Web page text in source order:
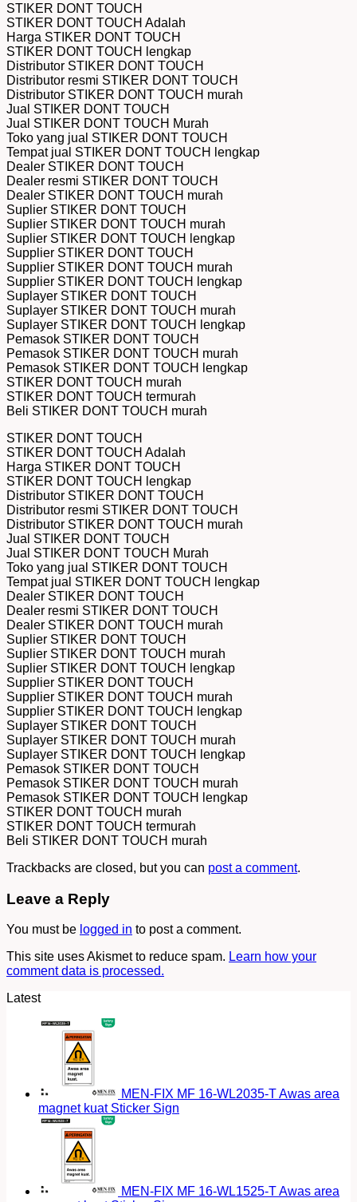
STIKER DONT TOUCH
STIKER DONT TOUCH Adalah
Harga STIKER DONT TOUCH
STIKER DONT TOUCH lengkap
Distributor STIKER DONT TOUCH
Distributor resmi STIKER DONT TOUCH
Distributor STIKER DONT TOUCH murah
Jual STIKER DONT TOUCH
Jual STIKER DONT TOUCH Murah
Toko yang jual STIKER DONT TOUCH
Tempat jual STIKER DONT TOUCH lengkap
Dealer STIKER DONT TOUCH
Dealer resmi STIKER DONT TOUCH
Dealer STIKER DONT TOUCH murah
Suplier STIKER DONT TOUCH
Suplier STIKER DONT TOUCH murah
Suplier STIKER DONT TOUCH lengkap
Supplier STIKER DONT TOUCH
Supplier STIKER DONT TOUCH murah
Supplier STIKER DONT TOUCH lengkap
Suplayer STIKER DONT TOUCH
Suplayer STIKER DONT TOUCH murah
Suplayer STIKER DONT TOUCH lengkap
Pemasok STIKER DONT TOUCH
Pemasok STIKER DONT TOUCH murah
Pemasok STIKER DONT TOUCH lengkap
STIKER DONT TOUCH murah
STIKER DONT TOUCH termurah
Beli STIKER DONT TOUCH murah
STIKER DONT TOUCH
STIKER DONT TOUCH Adalah
Harga STIKER DONT TOUCH
STIKER DONT TOUCH lengkap
Distributor STIKER DONT TOUCH
Distributor resmi STIKER DONT TOUCH
Distributor STIKER DONT TOUCH murah
Jual STIKER DONT TOUCH
Jual STIKER DONT TOUCH Murah
Toko yang jual STIKER DONT TOUCH
Tempat jual STIKER DONT TOUCH lengkap
Dealer STIKER DONT TOUCH
Dealer resmi STIKER DONT TOUCH
Dealer STIKER DONT TOUCH murah
Suplier STIKER DONT TOUCH
Suplier STIKER DONT TOUCH murah
Suplier STIKER DONT TOUCH lengkap
Supplier STIKER DONT TOUCH
Supplier STIKER DONT TOUCH murah
Supplier STIKER DONT TOUCH lengkap
Suplayer STIKER DONT TOUCH
Suplayer STIKER DONT TOUCH murah
Suplayer STIKER DONT TOUCH lengkap
Pemasok STIKER DONT TOUCH
Pemasok STIKER DONT TOUCH murah
Pemasok STIKER DONT TOUCH lengkap
STIKER DONT TOUCH murah
STIKER DONT TOUCH termurah
Beli STIKER DONT TOUCH murah
Trackbacks are closed, but you can post a comment.
Leave a Reply
You must be logged in to post a comment.
This site uses Akismet to reduce spam. Learn how your
comment data is processed.
Latest
MEN-FIX MF 16-WL2035-T Awas area
magnet kuat Sticker Sign
MEN-FIX MF 16-WL1525-T Awas area